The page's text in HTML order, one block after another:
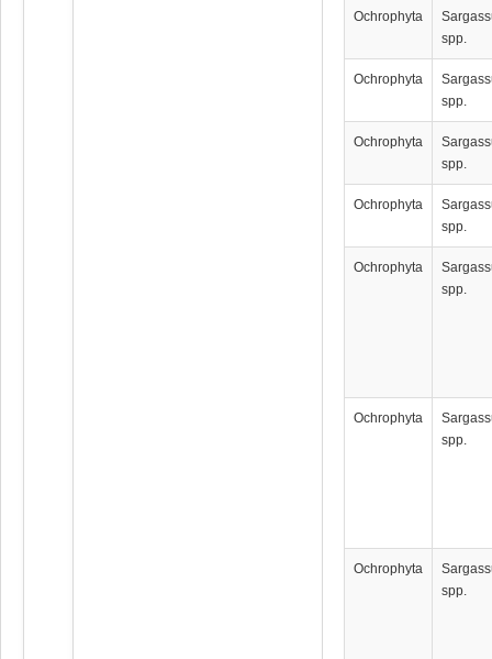
Ochrophyta
spp.
Ochrophyta
spp.
Ochrophyta
spp.
Ochrophyta
spp.
Ochrophyta
spp.
Ochrophyta
spp.
Ochrophyta
spp.